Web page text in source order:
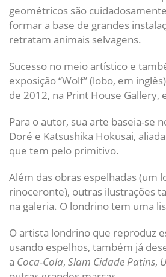
geométricos são
formar a base de grandes
retratam animais selvagens.
Sucesso no meio artístico e
exposição “Wolf” (lobo, em
de 2012, na Print House Gallery,
Para o autor, sua arte baseia-se
Doré e Katsushika Hokusai,
que tem pelo primitivo.
Além das obras espelhadas (um
rinoceronte), outras ilustrações
na galeria. O londrino tem uma
O artista londrino que reproduz
usando espelhos, também já
a Coca-Cola, Slam Cidade Patins,